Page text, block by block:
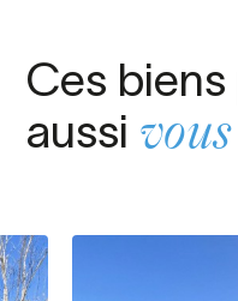
Ces
aussi